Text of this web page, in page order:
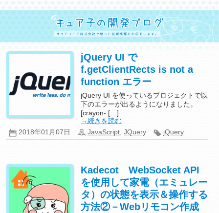
jQuery UI で
f.getClientRects is not a
function エラー
jQuery UI を使っているプロジェクトで以
下のエラーが出るようになりました。
[crayon- […]
→続きを読む
2018年01月07日
JavaScript ,JQuery jQuery
Kadecot WebSocket API
を使用して家電（エミュレー
タ）の状態を表示＆操作する
方法②－Webリモコン作成